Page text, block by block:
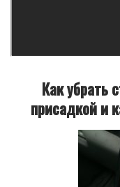
Как убрать
присадкой и